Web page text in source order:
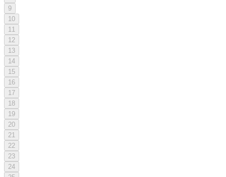
9
10
11
12
13
14
15
16
17
18
19
20
21
22
23
24